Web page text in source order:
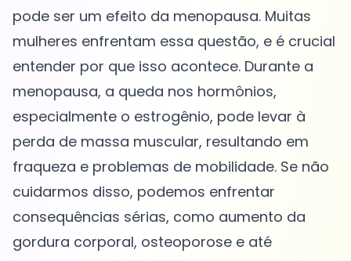
pode ser um efeito da menopausa. Muitas
mulheres enfrentam essa questão, e é crucial
entender por que isso acontece. Durante a
menopausa, a queda nos hormônios,
especialmente o estrogênio, pode levar à
perda de massa muscular, resultando em
fraqueza e problemas de mobilidade. Se não
cuidarmos disso, podemos enfrentar
consequências sérias, como aumento da
gordura corporal, osteoporose e até